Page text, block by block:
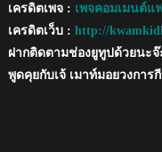
เครดิตเพจ : เพจคอมเมนต์
เครดิตเว็บ : http://
ฝากติดตามช่องยูทูปด้วยนะจ๊
พูดคุยกับเจ้ เมาท์มอยวงกา